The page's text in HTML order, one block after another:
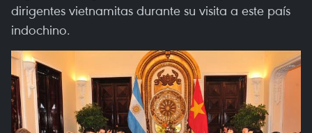
dirigentes vietnamitas durante su visita a este país
indochino.